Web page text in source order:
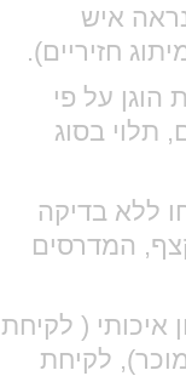
איש
חזיריים).
על פי
600-2000 שקלים, תלוי בסוג
ללא בדיקה
המדרסים
איכותי ( לקיחת
לקיחת